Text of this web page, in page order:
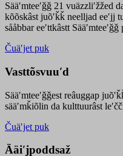
Sääʹmteeʹǧǧ 21 vuäzzliʹžžed
kõõskâst juõʹǩǩ neelljad eeʹjj
sååbbar eeʹttkâstt
Čuäʹjet puk
Vasttõsvuuʹd
Sääʹmteeʹǧǧest reâuggap
sääʹmǩiõlin da kulttuurâst
Čuäʹjet puk
Ääiʹjpoddsaž